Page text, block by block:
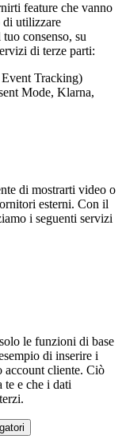
feature che vanno
di utilizzare
consenso, su
di terze parti:
Tracking)
Mode, Klarna,
di mostrarti video o
esterni. Con il
i seguenti servizi
le funzioni di base
di inserire i
account cliente. Ciò
te e che i dati